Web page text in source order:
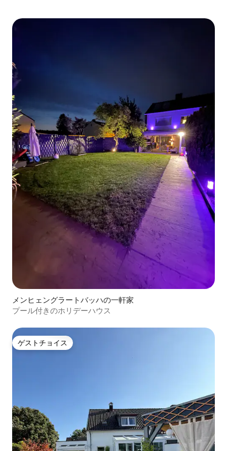
メンヒェングラートバッハの一軒家
プール付きのホリデーハウス
ゲストチョイス
ゲストチョイス